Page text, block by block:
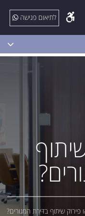
לתיאום פגישה
פירוק שיתוף בדירת המגורים?